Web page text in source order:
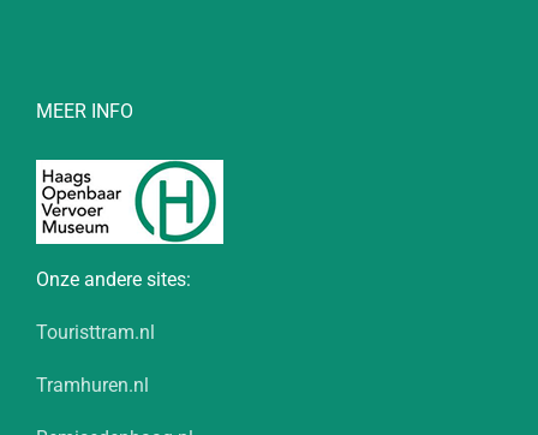
MEER INFO
Onze andere sites:
Touristtram.nl
Tramhuren.nl